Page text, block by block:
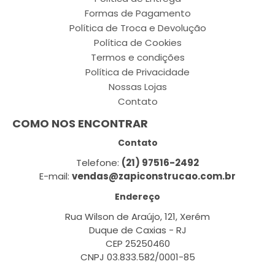
Formas de Pagamento
Política de Troca e Devolução
Política de Cookies
Termos e condições
Política de Privacidade
Nossas Lojas
Contato
COMO NOS ENCONTRAR
Contato
Telefone: (21) 97516-2492
E-mail: vendas@zapiconstrucao.com.br
Endereço
Rua Wilson de Araújo, 121, Xerém
Duque de Caxias - RJ
CEP 25250460
CNPJ 03.833.582/0001-85